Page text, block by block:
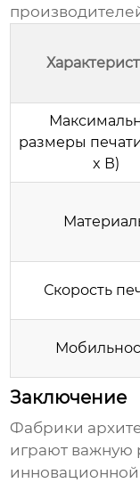
размеры
x В)
Скорость
Заключение
Фабрики
играют важную
инновационной